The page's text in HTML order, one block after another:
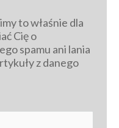
to właśnie dla
Cię o
spamu ani lania
z danego